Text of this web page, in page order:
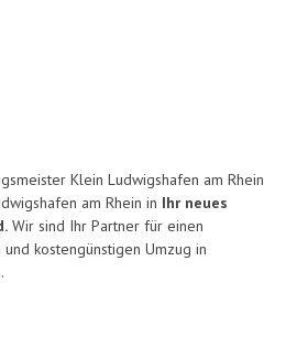
Klein Ludwigshafen am Rhein
am Rhein in Ihr neues
Wir sind Ihr Partner für einen
kostengünstigen Umzug in